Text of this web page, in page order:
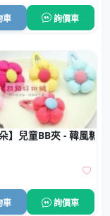
車 詢價車
朵】兒童BB夾 - 韓風糖
車 詢價車